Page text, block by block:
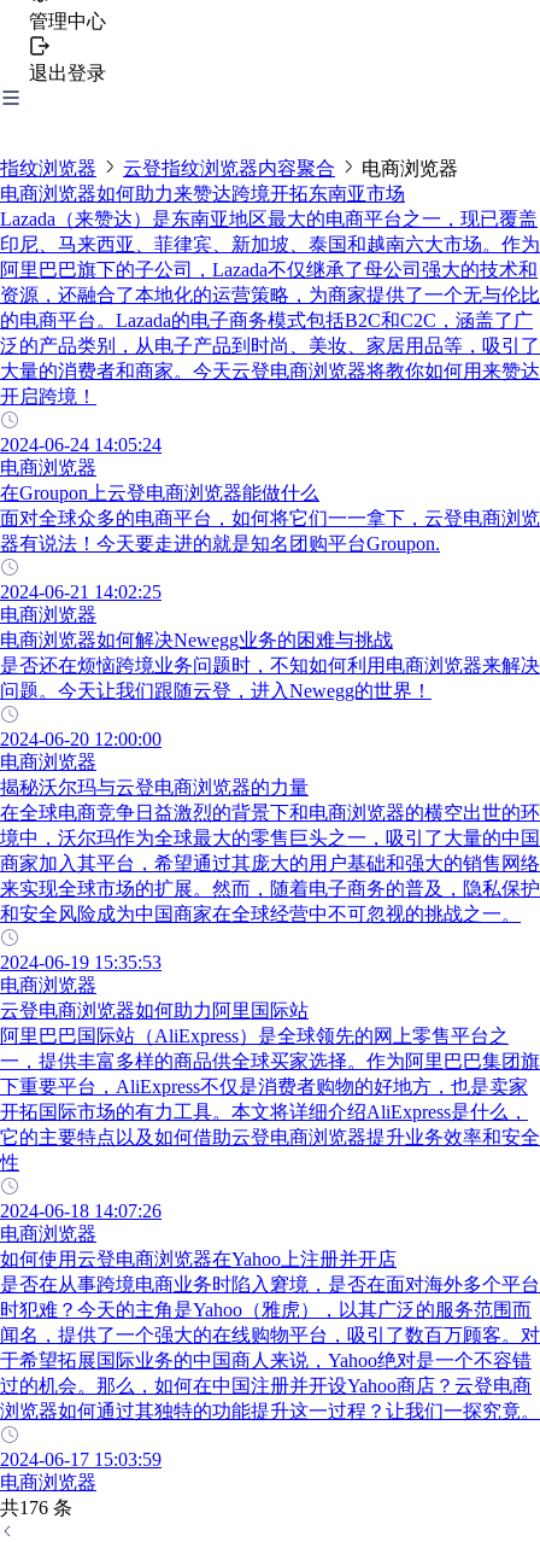
管理中心
退出登录
指纹浏览器 云登指纹浏览器内容聚合
电商浏览器
电商浏览器如何助力来赞达跨境开拓东南亚市场
Lazada（来赞达）是东南亚地区最大的电商平台之一，现已覆盖
印尼、马来西亚、菲律宾、新加坡、泰国和越南六大市场。作为
阿里巴巴旗下的子公司，Lazada不仅继承了母公司强大的技术和
资源，还融合了本地化的运营策略，为商家提供了一个无与伦比
的电商平台。Lazada的电子商务模式包括B2C和C2C，涵盖了广
泛的产品类别，从电子产品到时尚、美妆、家居用品等，吸引了
大量的消费者和商家。今天云登电商浏览器将教你如何用来赞达
开启跨境！
2024-06-24 14:05:24
电商浏览器
在Groupon上云登电商浏览器能做什么
面对全球众多的电商平台，如何将它们一一拿下，云登电商浏览
器有说法！今天要走进的就是知名团购平台Groupon.
2024-06-21 14:02:25
电商浏览器
电商浏览器如何解决Newegg业务的困难与挑战
是否还在烦恼跨境业务问题时，不知如何利用电商浏览器来解决
问题。今天让我们跟随云登，进入Newegg的世界！
2024-06-20 12:00:00
电商浏览器
揭秘沃尔玛与云登电商浏览器的力量
在全球电商竞争日益激烈的背景下和电商浏览器的横空出世的环
境中，沃尔玛作为全球最大的零售巨头之一，吸引了大量的中国
商家加入其平台，希望通过其庞大的用户基础和强大的销售网络
来实现全球市场的扩展。然而，随着电子商务的普及，隐私保护
和安全风险成为中国商家在全球经营中不可忽视的挑战之一。
2024-06-19 15:35:53
电商浏览器
云登电商浏览器如何助力阿里国际站
阿里巴巴国际站（AliExpress）是全球领先的网上零售平台之
一，提供丰富多样的商品供全球买家选择。作为阿里巴巴集团旗
下重要平台，AliExpress不仅是消费者购物的好地方，也是卖家
开拓国际市场的有力工具。本文将详细介绍AliExpress是什么，
它的主要特点以及如何借助云登电商浏览器提升业务效率和安全
性
2024-06-18 14:07:26
电商浏览器
如何使用云登电商浏览器在Yahoo上注册并开店
是否在从事跨境电商业务时陷入窘境，是否在面对海外多个平台
时犯难？今天的主角是Yahoo（雅虎），以其广泛的服务范围而
闻名，提供了一个强大的在线购物平台，吸引了数百万顾客。对
于希望拓展国际业务的中国商人来说，Yahoo绝对是一个不容错
过的机会。那么，如何在中国注册并开设Yahoo商店？云登电商
浏览器如何通过其独特的功能提升这一过程？让我们一探究竟。
2024-06-17 15:03:59
电商浏览器
共176 条